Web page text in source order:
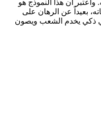
أن هذا النموذج هو
بعيداً عن الرهان على
ذكي يخدم الشعب ويصون